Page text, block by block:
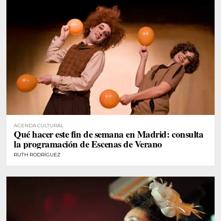
AGENDA CULTURAL
Qué hacer este fin de semana en Madrid: consulta
la programación de Escenas de Verano
RUTH RODRÍGUEZ